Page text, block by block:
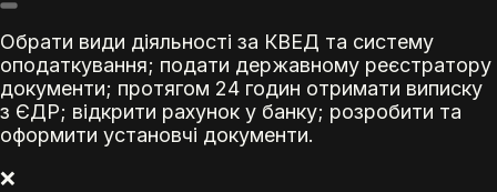
Обрати види діяльності за КВЕД та систему
оподаткування; подати державному реєстратору
документи; протягом 24 годин отримати виписку
з ЄДР; відкрити рахунок у банку; розробити та
оформити установчі документи.
❌